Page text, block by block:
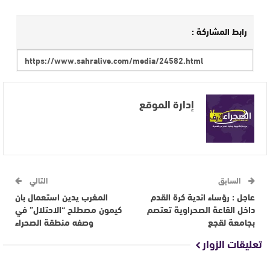
رابط المشاركة :
إدارة الموقع
السابق
عاجل : رؤساء اندية كرة القدم
داخل القاعة الصحراوية تعتصم
بجامعة لقجع
التالي
المغرب يدين استعمال بان
كيمون مصطلح “الاحتلال” في
وصفه منطقة الصحراء
تعليقات الزوار